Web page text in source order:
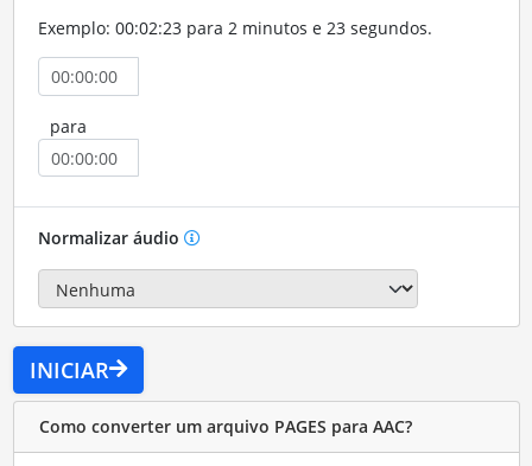
Exemplo: 00:02:23 para 2 minutos e 23 segundos.
para
Normalizar áudio
INICIAR
Como converter um arquivo PAGES para AAC?